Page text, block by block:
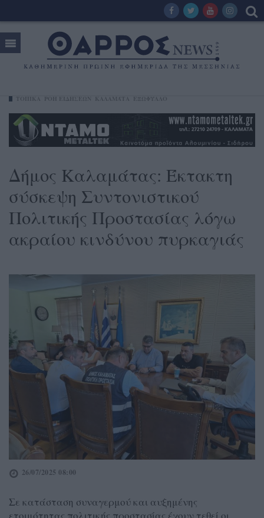
Δήμος Καλαμάτας: Έκτακτη
σύσκεψη Συντονιστικού
Πολιτικής Προστασίας λόγω
ακραίου κινδύνου πυρκαγιάς
26/07/2025 08:00
Σε κατάσταση συναγερμού και αυξημένης
ετοιμότητας πολιτικής προστασίας έχουν τεθεί οι